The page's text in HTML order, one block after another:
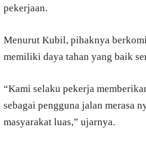
pekerjaan.
Menurut Kubil, pihaknya
memiliki daya tahan yang baik
“Kami selaku pekerja
sebagai pengguna jalan merasa
masyarakat luas,” ujarnya.